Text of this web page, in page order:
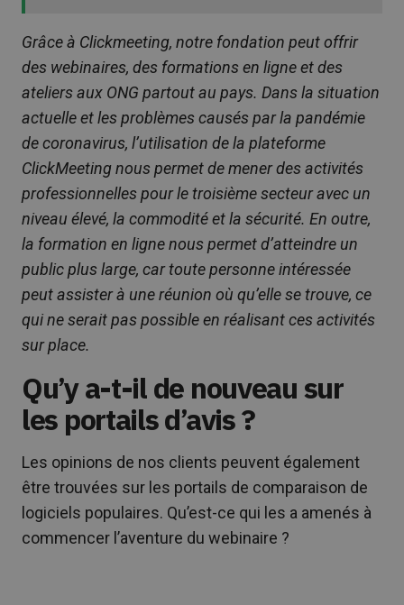
Grâce à Clickmeeting, notre fondation peut offrir
des webinaires, des formations en ligne et des
ateliers aux ONG partout au pays. Dans la situation
actuelle et les problèmes causés par la pandémie
de coronavirus, l’utilisation de la plateforme
ClickMeeting nous permet de mener des activités
professionnelles pour le troisième secteur avec un
niveau élevé, la commodité et la sécurité. En outre,
la formation en ligne nous permet d’atteindre un
public plus large, car toute personne intéressée
peut assister à une réunion où qu’elle se trouve, ce
qui ne serait pas possible en réalisant ces activités
sur place.
Qu’y a-t-il de nouveau sur
les portails d’avis ?
Les opinions de nos clients peuvent également
être trouvées sur les portails de comparaison de
logiciels populaires. Qu’est-ce qui les a amenés à
commencer l’aventure du webinaire ?